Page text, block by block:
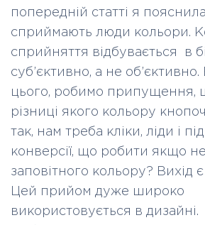
попередній статті я
сприймають люди кольори.
сприйняття відбувається в
суб’єктивно, а не
цього, робимо припущення,
різниці якого кольору
так, нам треба кліки, ліди і
конверсії, що робити якщо
заповітного кольору? Вихід
Цей прийом дуже широко
використовується в